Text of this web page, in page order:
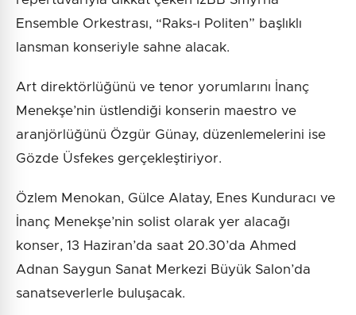
Ensemble Orkestrası, “Raks-ı Politen” başlıklı
lansman konseriyle sahne alacak.
Art direktörlüğünü ve tenor yorumlarını İnanç
Menekşe’nin üstlendiği konserin maestro ve
aranjörlüğünü Özgür Günay, düzenlemelerini ise
Gözde Üsfekes gerçekleştiriyor.
Özlem Menokan, Gülce Alatay, Enes Kunduracı ve
İnanç Menekşe’nin solist olarak yer alacağı
konser, 13 Haziran’da saat 20.30’da Ahmed
Adnan Saygun Sanat Merkezi Büyük Salon’da
sanatseverlerle buluşacak.